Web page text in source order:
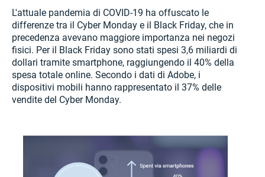
L'attuale pandemia di COVID-19 ha offuscato le
differenze tra il Cyber Monday e il Black Friday, che in
precedenza avevano maggiore importanza nei negozi
fisici. Per il Black Friday sono stati spesi 3,6 miliardi di
dollari tramite smartphone, raggiungendo il 40% della
spesa totale online. Secondo i dati di Adobe, i
dispositivi mobili hanno rappresentato il 37% delle
vendite del Cyber Monday.